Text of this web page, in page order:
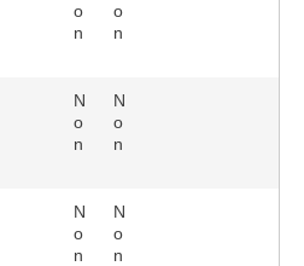
o
n
o
n
N
o
n
N
o
n
N
o
n
N
o
n